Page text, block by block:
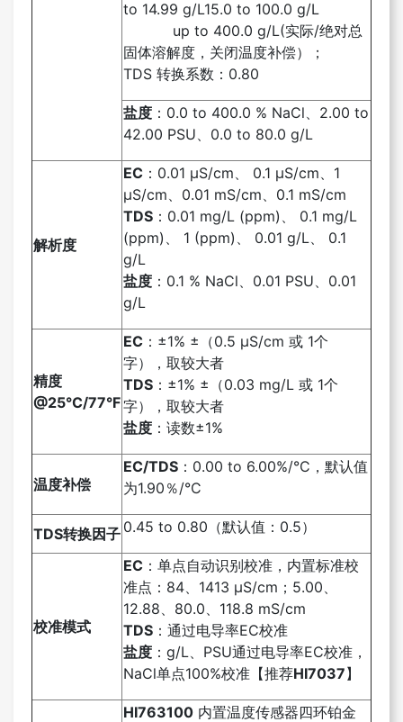
to 14.99 g/L15.0 to 100.0 g/L
up to 400.0 g/L(实际/绝对总
固体溶解度，关闭温度补偿）；
TDS 转换系数：0.80
盐度 ：0.0 to 400.0 % NaCl、2.00 to
42.00 PSU、0.0 to 80.0 g/L
解析度
EC ：0.01 μS/cm、 0.1 μS/cm、1
μS/cm、0.01 mS/cm、0.1 mS/cm
TDS ：0.01 mg/L (ppm)、 0.1 mg/L
(ppm)、 1 (ppm)、 0.01 g/L、 0.1
g/L
盐度 ：0.1 % NaCl、0.01 PSU、0.01
g/L
精度
@25°C/77°F
EC ：±1% ±（0.5 µS/cm 或 1个
字），取较大者
TDS ：±1% ±（0.03 mg/L 或 1个
字），取较大者
盐度 ：读数±1%
温度补偿
EC/TDS ：0.00 to 6.00%/°C，默认值
为1.90％/°C
TDS转换因子 0.45 to 0.80（默认值：0.5）
校准模式
EC ：单点自动识别校准，内置标准校
准点：84、1413 µS/cm；5.00、
12.88、80.0、118.8 mS/cm
TDS ：通过电导率EC校准
盐度 ：g/L、PSU通过电导率EC校准，
NaCl单点100%校准【推荐HI7037】
HI763100 内置温度传感器四环铂金